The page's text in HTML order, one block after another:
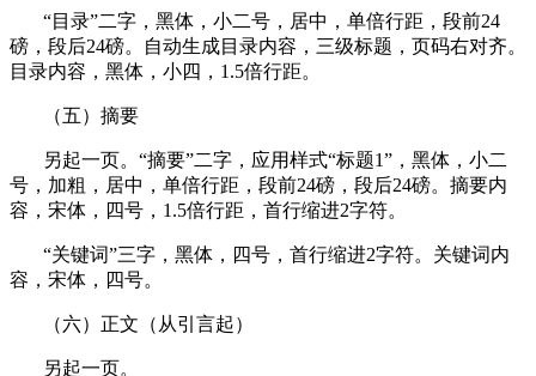
“目录”二字，黑体，小二号，居中，单倍行距，段前24
磅，段后24磅。自动生成目录内容，三级标题，页码右对齐。
目录内容，黑体，小四， 1.5倍行距。
（五）摘要
另起一页。 “摘要”二字，应用样式“标题1”，黑体，小二
号，加粗，居中，单倍行距，段前24磅，段后24磅。摘要内
容，宋体，四号， 1.5倍行距，首行缩进2字符。
“关键词”三字，黑体，四号，首行缩进2字符。关键词内
容，宋体，四号。
（六）正文 （从引言起）
另起一页。